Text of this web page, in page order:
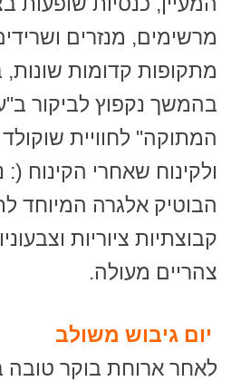
מרשימים, מנזרים
מתקופות קדומות שונות,
בהמשך נקפוץ לביקור
המתוקה" לחוויית
ולקינוח שאחרי הקינוח (:
הבוטיק אלגרה המיוחד
קבוצתיות ציוריות
צהריים מעולה.
יום גיבוש משולב
לאחר ארוחת בוקר טובה